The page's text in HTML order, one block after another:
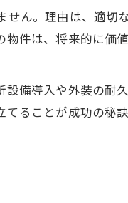
ん。理由は、適切
件は、将来的に価
備導入や外装の耐
ることが成功の秘